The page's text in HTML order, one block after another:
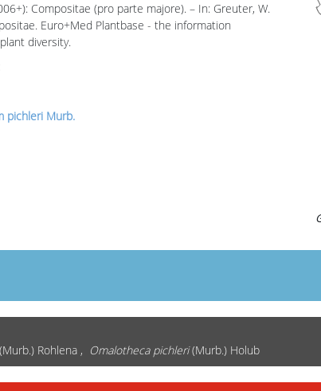
Compositae (pro parte majore). – In: Greuter, W.
Euro+Med Plantbase - the information
diversity.
pichleri Murb.
Rohlena , Omalotheca pichleri(Murb.) Holub